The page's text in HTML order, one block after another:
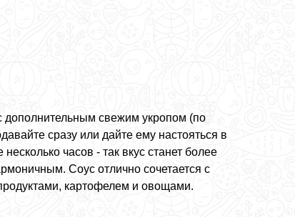
дополнительным свежим укропом (по
сразу или дайте ему настояться в
несколько часов - так вкус станет более
Соус отлично сочетается с
картофелем и овощами.